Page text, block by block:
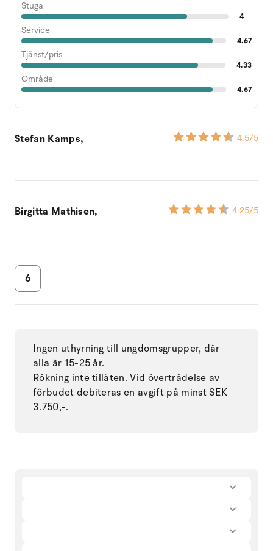
Stuga
4
Service
4.67
Tjänst/pris
4.33
Område
4.67
Stefan Kamps, 4.5/5
Birgitta Mathisen, 4.25/5
6
Ingen uthyrning till ungdomsgrupper, dâr
alla âr 15-25 år.
Rôkning inte tillåten. Vid ôvertrâdelse av
fôrbudet debiteras en avgift på minst SEK
3.750,-.